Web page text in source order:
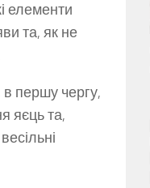
елементи
та, як не
першу чергу,
яєць та,